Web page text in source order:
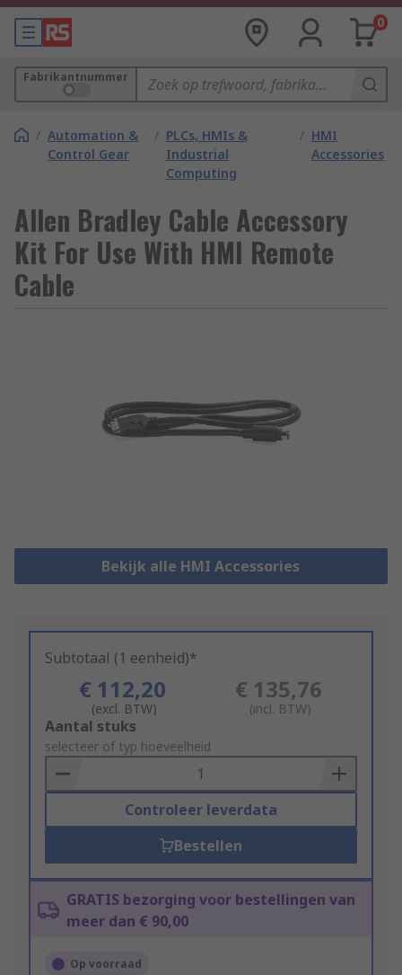
0
Fabrikantnummer
/ Automation &
Control Gear
/ PLCs, HMIs &
Industrial
Computing
/ HMI
Accessories
Allen Bradley Cable Accessory
Kit For Use With HMI Remote
Cable
Bekijk alle HMI Accessories
Subtotaal (1 eenheid)*
€ 112,20
(excl. BTW)
€ 135,76
(incl. BTW)
Add
to
Basket
Aantal stuks
selecteer of typ hoeveelheid
Controleer leverdata
Bestellen
GRATIS bezorging voor bestellingen van
meer dan € 90,00
Op voorraad